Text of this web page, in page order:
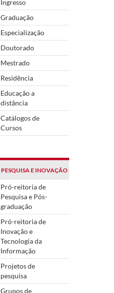
Ingresso
Graduação
Especialização
Doutorado
Mestrado
Residência
Educação a
distância
Catálogos de
Cursos
PESQUISA E INOVAÇÃO
Pró-reitoria de
Pesquisa e Pós-
graduação
Pró-reitoria de
Inovação e
Tecnologia da
Informação
Projetos de
pesquisa
Grupos de